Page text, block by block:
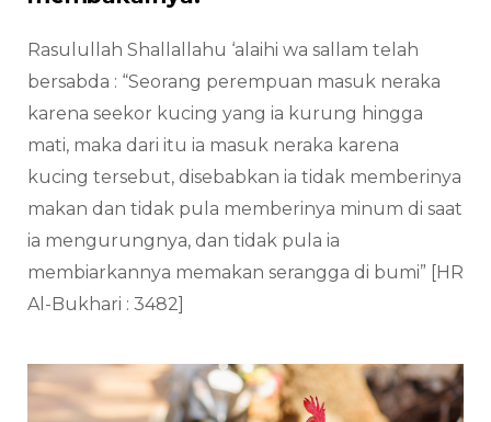
Rasulullah Shallallahu ‘alaihi wa sallam telah
bersabda : “Seorang perempuan masuk neraka
karena seekor kucing yang ia kurung hingga
mati, maka dari itu ia masuk neraka karena
kucing tersebut, disebabkan ia tidak memberinya
makan dan tidak pula memberinya minum di saat
ia mengurungnya, dan tidak pula ia
membiarkannya memakan serangga di bumi” [HR
Al-Bukhari : 3482]